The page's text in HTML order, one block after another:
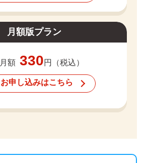
月額版プラン
月額 330円（税込）
お申し込みはこちら